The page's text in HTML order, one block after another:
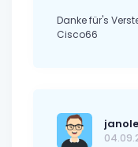
Danke für's
Cisco66